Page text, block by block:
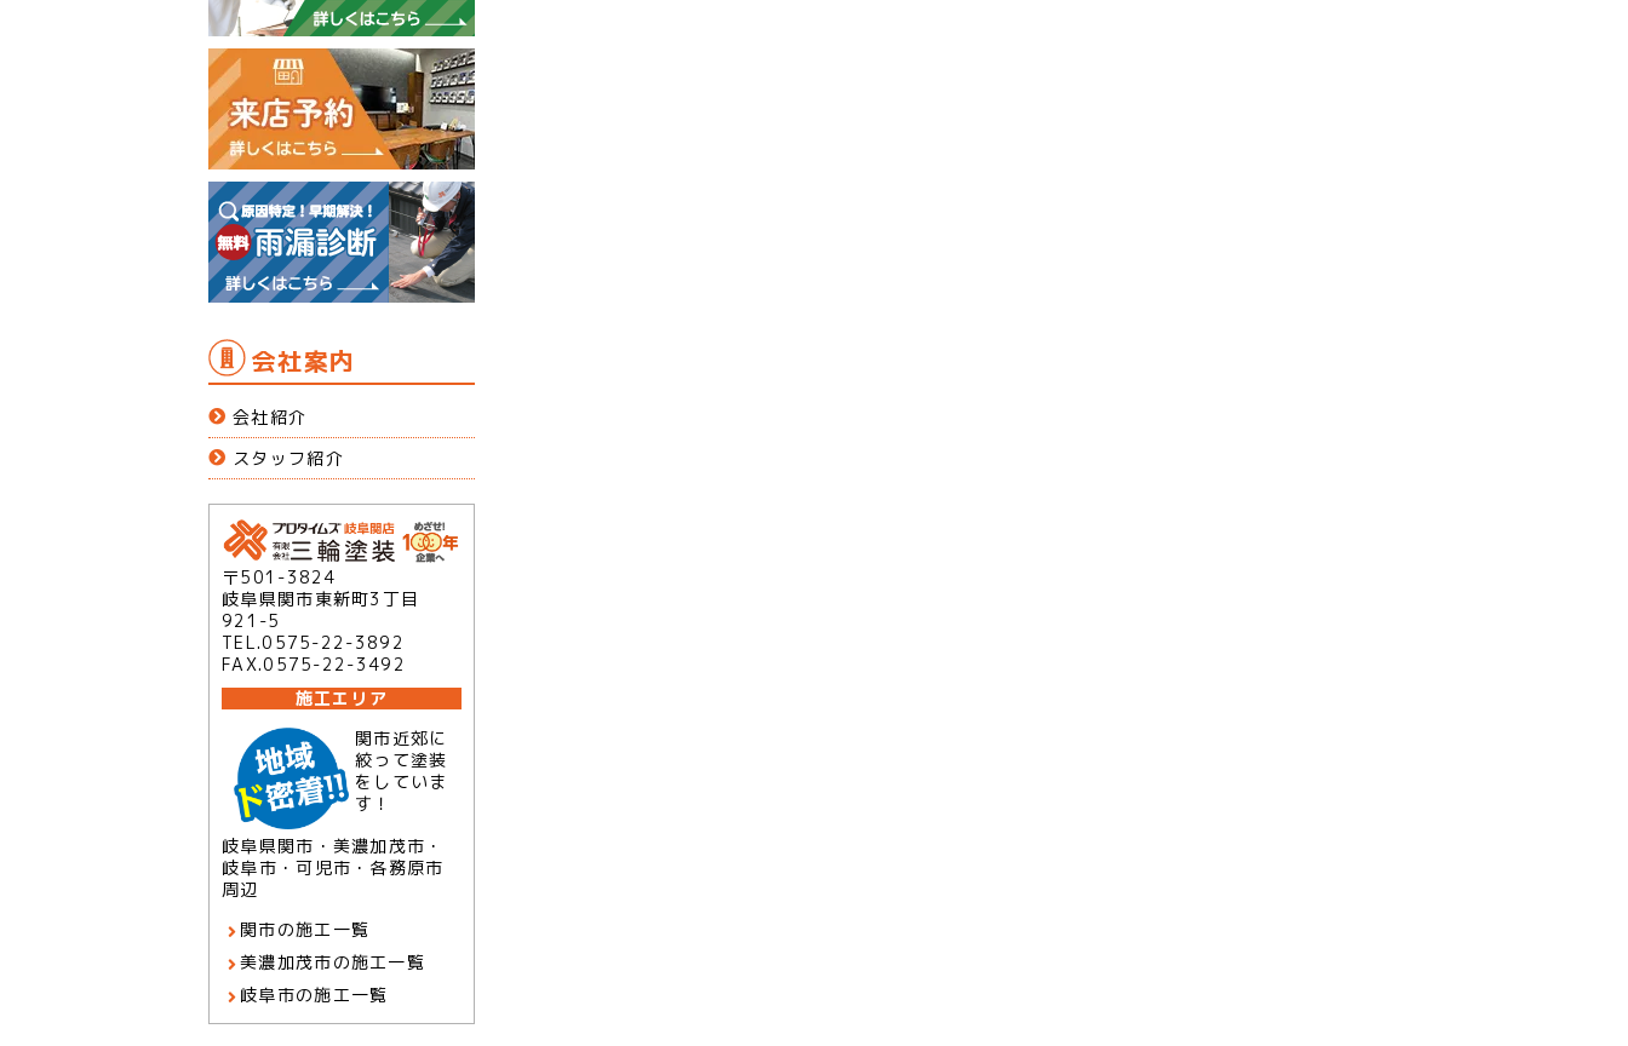
会社案内
会社紹介
スタッフ紹介
〒501-3824
岐阜県関市東新町3丁目
921-5
TEL.0575-22-3892
FAX.0575-22-3492
施工エリア
関市近郊に
絞って塗装
をしていま
す！
岐阜県関市・美濃加茂市・
岐阜市・可児市・各務原市
周辺
関市の施工一覧
美濃加茂市の施工一覧
岐阜市の施工一覧